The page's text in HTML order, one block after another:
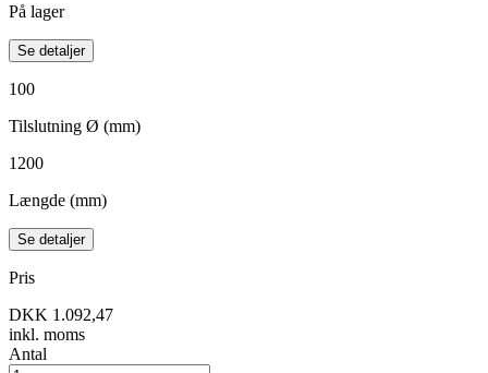
På lager
Se detaljer
100
Tilslutning Ø (mm)
1200
Længde (mm)
Se detaljer
Pris
DKK 1.092,47
inkl. moms
Antal